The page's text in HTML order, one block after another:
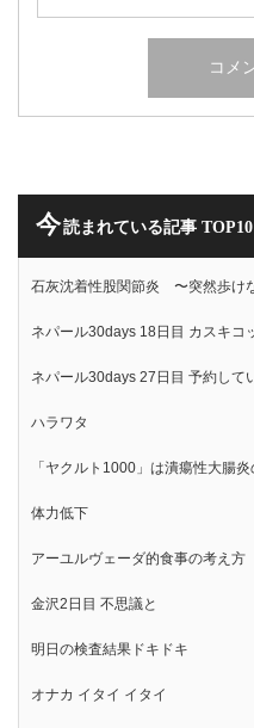
今読まれている記事 TOP10
石灰沈着性股関節炎 〜突然歩け
ネパール30days 18日目 カスキコ
ネパール30days 27日目 予約して
ハラワタ
「ヤクルト1000」は潰瘍性大腸
体力低下
アーユルヴェーダ的食事の考え方
金沢2日目 不思議と
明日の検査結果ドキドキ
オナカ イタイ イタイ